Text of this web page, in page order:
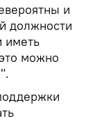
и
должности
иметь
можно